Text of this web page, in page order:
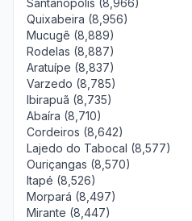
Santanópolis (8,966)
Quixabeira (8,956)
Mucugê (8,889)
Rodelas (8,887)
Aratuípe (8,837)
Varzedo (8,785)
Ibirapuã (8,735)
Abaíra (8,710)
Cordeiros (8,642)
Lajedo do Tabocal (8,577)
Ouriçangas (8,570)
Itapé (8,526)
Morpará (8,497)
Mirante (8,447)